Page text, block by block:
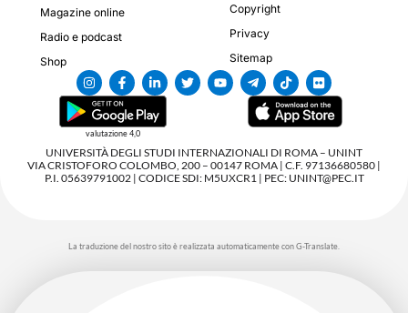
Magazine online
Radio e podcast
Shop
Copyright
Privacy
Sitemap
valutazione 4,0
UNIVERSITÀ DEGLI STUDI INTERNAZIONALI DI ROMA – UNINT
VIA CRISTOFORO COLOMBO, 200 – 00147 ROMA | C.F. 97136680580 |
P.I. 05639791002 | CODICE SDI: M5UXCR1 | PEC: UNINT@PEC.IT
La traduzione del nostro sito è realizzata automaticamente con G-Translate.